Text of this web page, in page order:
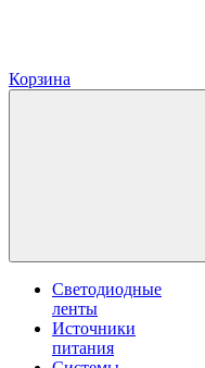
Корзина
Светодиодные
ленты
Источники
питания